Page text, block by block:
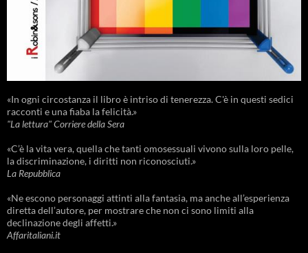
«In ogni circostanza il libro è intriso di tenerezza. C'è in questi sedici
racconti e una fiaba la felicità.»
"La lettura" Corriere della Sera
«C’è la vita vera, quella che tanti omosessuali vivono sulla loro pelle,
la discriminazione, i diritti non riconosciuti.»
La Repubblica
«Ne escono personaggi attinti alla fantasia, ma anche all’esperienza
diretta dell’autore, per mostrare che non ci sono limiti alla
declinazione degli affetti.»
Affaritaliani.it